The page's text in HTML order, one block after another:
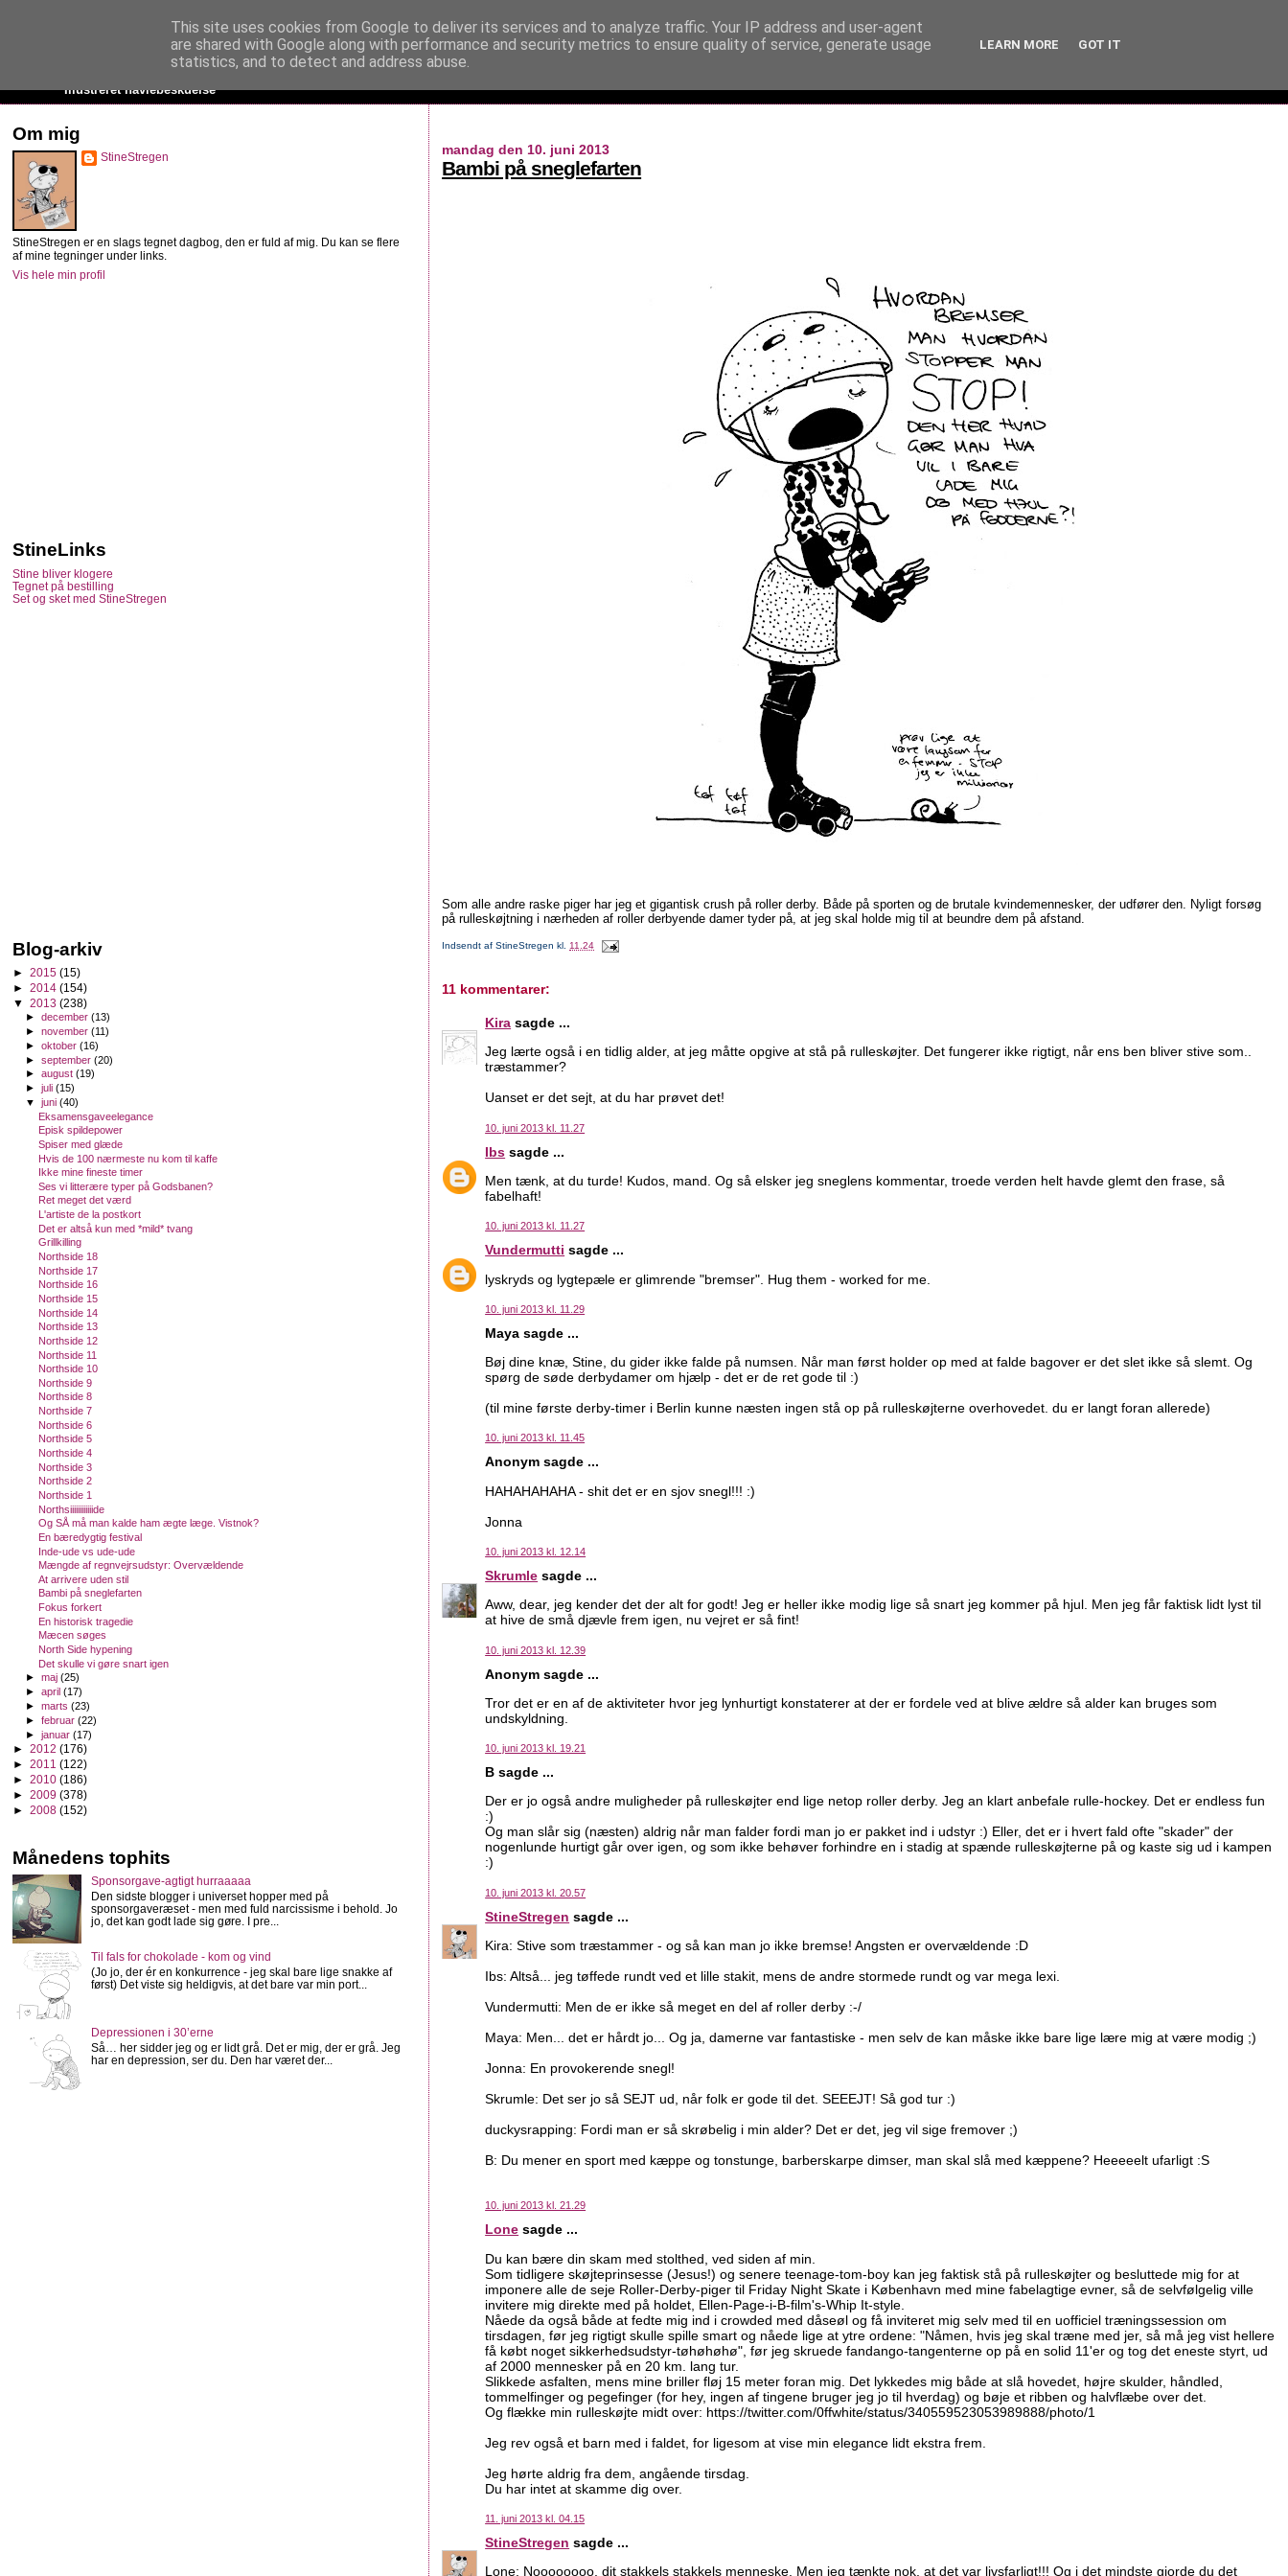
StineStregen
Illustreret navlebeskuelse
mandag den 10. juni 2013
Bambi på sneglefarten
Som alle andre raske piger har jeg et gigantisk crush på roller derby. Både på sporten og de brutale kvindemennesker, der udfører den. Nyligt forsøg
på rulleskøjtning i nærheden af roller derbyende damer tyder på, at jeg skal holde mig til at beundre dem på afstand.
Indsendt afStineStregen kl.11.24
11 kommentarer:
Kira sagde ...
Jeg lærte også i en tidlig alder, at jeg måtte opgive at stå på rulleskøjter. Det fungerer ikke rigtigt, når ens ben bliver stive som..
træstammer?
Uanset er det sejt, at du har prøvet det!
10. juni 2013 kl. 11.27
Ibs sagde ...
Men tænk, at du turde! Kudos, mand. Og så elsker jeg sneglens kommentar, troede verden helt havde glemt den frase, så
fabelhaft!
10. juni 2013 kl. 11.27
Vundermutti sagde ...
lyskryds og lygtepæle er glimrende "bremser". Hug them - worked for me.
10. juni 2013 kl. 11.29
Maya sagde ...
Bøj dine knæ, Stine, du gider ikke falde på numsen. Når man først holder op med at falde bagover er det slet ikke så slemt. Og
spørg de søde derbydamer om hjælp - det er de ret gode til :)
(til mine første derby-timer i Berlin kunne næsten ingen stå op på rulleskøjterne overhovedet. du er langt foran allerede)
10. juni 2013 kl. 11.45
Anonym sagde ...
HAHAHAHAHA - shit det er en sjov snegl!!! :)
Jonna
10. juni 2013 kl. 12.14
Skrumle sagde ...
Aww, dear, jeg kender det der alt for godt! Jeg er heller ikke modig lige så snart jeg kommer på hjul. Men jeg får faktisk lidt lyst til
at hive de små djævle frem igen, nu vejret er så fint!
10. juni 2013 kl. 12.39
Anonym sagde ...
Tror det er en af de aktiviteter hvor jeg lynhurtigt konstaterer at der er fordele ved at blive ældre så alder kan bruges som
undskyldning.
10. juni 2013 kl. 19.21
B sagde ...
Der er jo også andre muligheder på rulleskøjter end lige netop roller derby. Jeg an klart anbefale rulle-hockey. Det er endless fun
:)
Og man slår sig (næsten) aldrig når man falder fordi man jo er pakket ind i udstyr :) Eller, det er i hvert fald ofte "skader" der
nogenlunde hurtigt går over igen, og som ikke behøver forhindre en i stadig at spænde rulleskøjterne på og kaste sig ud i kampen
:)
10. juni 2013 kl. 20.57
StineStregen sagde ...
Kira: Stive som træstammer - og så kan man jo ikke bremse! Angsten er overvældende :D
Ibs: Altså... jeg tøffede rundt ved et lille stakit, mens de andre stormede rundt og var mega lexi.
Vundermutti: Men de er ikke så meget en del af roller derby :-/
Maya: Men... det er hårdt jo... Og ja, damerne var fantastiske - men selv de kan måske ikke bare lige lære mig at være modig ;)
Jonna: En provokerende snegl!
Skrumle: Det ser jo så SEJT ud, når folk er gode til det. SEEEJT! Så god tur :)
duckysrapping: Fordi man er så skrøbelig i min alder? Det er det, jeg vil sige fremover ;)
B: Du mener en sport med kæppe og tonstunge, barberskarpe dimser, man skal slå med kæppene? Heeeeelt ufarligt :S
10. juni 2013 kl. 21.29
Lone sagde ...
Du kan bære din skam med stolthed, ved siden af min.
Som tidligere skøjteprinsesse (Jesus!) og senere teenage-tom-boy kan jeg faktisk stå på rulleskøjter og besluttede mig for at
imponere alle de seje Roller-Derby-piger til Friday Night Skate i København med mine fabelagtige evner, så de selvfølgelig ville
invitere mig direkte med på holdet, Ellen-Page-i-B-film's-Whip It-style.
Nåede da også både at fedte mig ind i crowded med dåseøl og få inviteret mig selv med til en uofficiel træningssession om
tirsdagen, før jeg rigtigt skulle spille smart og nåede lige at ytre ordene: "Nåmen, hvis jeg skal træne med jer, så må jeg vist hellere
få købt noget sikkerhedsudstyr-tøhøhøhø", før jeg skruede fandango-tangenterne op på en solid 11'er og tog det eneste styrt, ud
af 2000 mennesker på en 20 km. lang tur.
Slikkede asfalten, mens mine briller fløj 15 meter foran mig. Det lykkedes mig både at slå hovedet, højre skulder, håndled,
tommelfinger og pegefinger (for hey, ingen af tingene bruger jeg jo til hverdag) og bøje et ribben og halvflæbe over det.
Og flække min rulleskøjte midt over: https://twitter.com/0ffwhite/status/340559523053989888/photo/1
Jeg rev også et barn med i faldet, for ligesom at vise min elegance lidt ekstra frem.
Jeg hørte aldrig fra dem, angående tirsdag.
Du har intet at skamme dig over.
11. juni 2013 kl. 04.15
StineStregen sagde ...
Lone: Noooooooo, dit stakkels stakkels menneske. Men jeg tænkte nok, at det var livsfarligt!!! Og i det mindste gjorde du det
Om mig
StineStregen
StineStregen er en slags tegnet dagbog, den er fuld af mig. Du kan se flere
af mine tegninger under links.
Vis hele min profil
StineLinks
Stine bliver klogere
Tegnet på bestilling
Set og sket med StineStregen
Blog-arkiv
► 2015 (15)
► 2014 (154)
▼ 2013 (238)
►december(13)
►november(11)
►oktober(16)
►september(20)
►august(19)
►juli(15)
▼juni(40)
Eksamensgaveelegance
Episk spildepower
Spiser med glæde
Hvis de 100 nærmeste nu kom til kaffe
Ikke mine fineste timer
Ses vi litterære typer på Godsbanen?
Ret meget det værd
L'artiste de la postkort
Det er altså kun med *mild* tvang
Grillkilling
Northside 18
Northside 17
Northside 16
Northside 15
Northside 14
Northside 13
Northside 12
Northside 11
Northside 10
Northside 9
Northside 8
Northside 7
Northside 6
Northside 5
Northside 4
Northside 3
Northside 2
Northside 1
Northsiiiiiiiiiiiide
Og SÅ må man kalde ham ægte læge. Vistnok?
En bæredygtig festival
Inde-ude vs ude-ude
Mængde af regnvejrsudstyr: Overvældende
At arrivere uden stil
Bambi på sneglefarten
Fokus forkert
En historisk tragedie
Mæcen søges
North Side hypening
Det skulle vi gøre snart igen
►maj(25)
►april(17)
►marts(23)
►februar(22)
►januar(17)
► 2012 (176)
► 2011 (122)
► 2010 (186)
► 2009 (378)
► 2008 (152)
Månedens tophits
Sponsorgave-agtigt hurraaaaa
Den sidste blogger i universet hopper med på
sponsorgaveræset - men med fuld narcissisme i behold. Jo
jo, det kan godt lade sig gøre. I pre...
Til fals for chokolade - kom og vind
(Jo jo, der ér en konkurrence - jeg skal bare lige snakke af
først) Det viste sig heldigvis, at det bare var min port...
Depressionen i 30’erne
Så… her sidder jeg og er lidt grå. Det er mig, der er grå. Jeg
har en depression, ser du. Den har været der...
This site uses cookies from Google to deliver its services and to analyze traffic. Your IP address and user-agent
are shared with Google along with performance and security metrics to ensure quality of service, generate usage
statistics, and to detect and address abuse.
LEARN MORE GOT IT